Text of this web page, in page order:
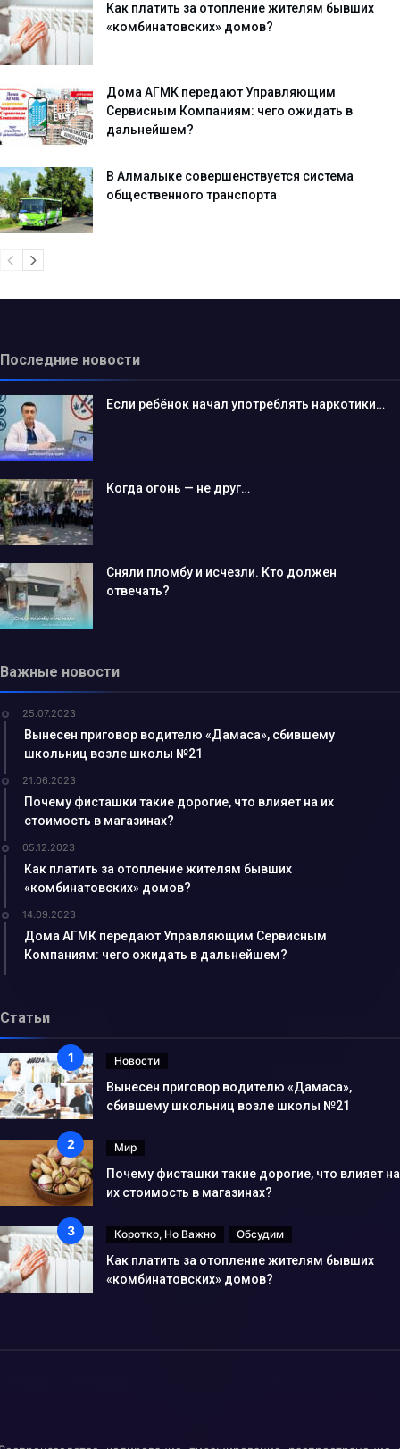
Как платить за отопление жителям бывших
«комбинатовских» домов?
Дома АГМК передают Управляющим
Сервисным Компаниям: чего ожидать в
дальнейшем?
В Алмалыке совершенствуется система
общественного транспорта
Последние новости
Если ребёнок начал употреблять наркотики…
Когда огонь — не друг…
Сняли пломбу и исчезли. Кто должен
отвечать?
Важные новости
25.07.2023
Вынесен приговор водителю «Дамаса», сбившему
школьниц возле школы №21
21.06.2023
Почему фисташки такие дорогие, что влияет на их
стоимость в магазинах?
05.12.2023
Как платить за отопление жителям бывших
«комбинатовских» домов?
14.09.2023
Дома АГМК передают Управляющим Сервисным
Компаниям: чего ожидать в дальнейшем?
Статьи
Новости
Вынесен приговор водителю «Дамаса»,
сбившему школьниц возле школы №21
Мир
Почему фисташки такие дорогие, что влияет на
их стоимость в магазинах?
Коротко, Но Важно Обсудим
Как платить за отопление жителям бывших
«комбинатовских» домов?